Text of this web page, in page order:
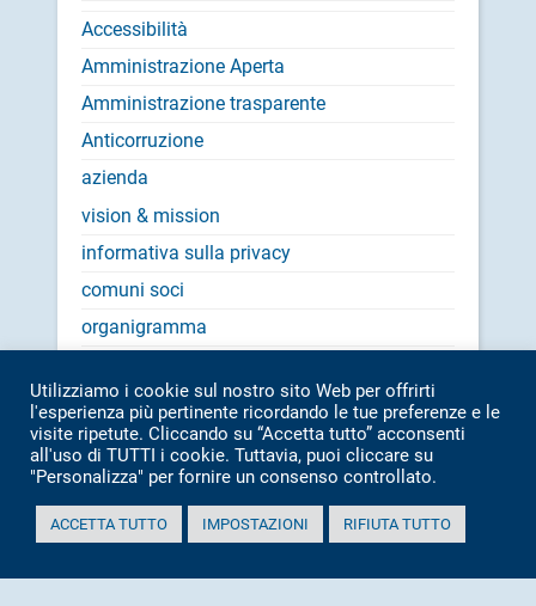
Accessibilità
Amministrazione Aperta
Amministrazione trasparente
Anticorruzione
azienda
vision & mission
informativa sulla privacy
comuni soci
organigramma
dove siamo
contatti
cookie policy
certificazioni
Utilizziamo i cookie sul nostro sito Web per offrirti
l'esperienza più pertinente ricordando le tue preferenze e le
visite ripetute. Cliccando su “Accetta tutto” acconsenti
all'uso di TUTTI i cookie. Tuttavia, puoi cliccare su
"Personalizza" per fornire un consenso controllato.
ACCETTA TUTTO IMPOSTAZIONI RIFIUTA TUTTO